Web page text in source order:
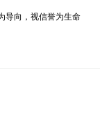
导向，视信誉为生命